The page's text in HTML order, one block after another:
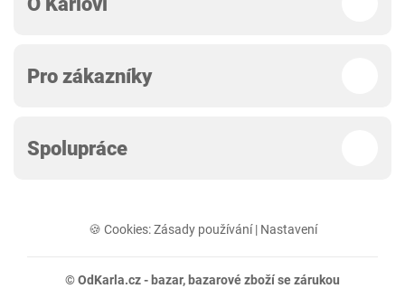
Pro zákazníky
Spolupráce
🍪 Cookies:Zásady používání| Nastavení
© OdKarla.cz - bazar, bazarové zboží se zárukou